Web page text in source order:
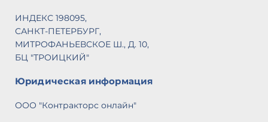
ИНДЕКС 198095,
САНКТ-ПЕТЕРБУРГ,
МИТРОФАНЬЕВСКОЕ Ш., Д. 10,
БЦ "ТРОИЦКИЙ"
Юридическая информация
ООО "Контракторс онлайн"